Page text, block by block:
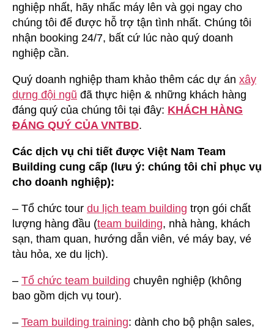
nghiệp nhất, hãy nhấc máy lên và gọi ngay cho
chúng tôi để được hỗ trợ tận tình nhất. Chúng tôi
nhận booking 24/7, bất cứ lúc nào quý doanh
nghiệp cần.
Quý doanh nghiệp tham khảo thêm các dự án xây
dựng đội ngũ đã thực hiện & những khách hàng
đáng quý của chúng tôi tại đây: KHÁCH HÀNG
ĐÁNG QUÝ CỦA VNTBD.
Các dịch vụ chi tiết được Việt Nam Team
Building cung cấp (lưu ý: chúng tôi chỉ phục vụ
cho doanh nghiệp):
– Tổ chức tour du lịch team building trọn gói chất
lượng hàng đầu (team building, nhà hàng, khách
sạn, tham quan, hướng dẫn viên, vé máy bay, vé
tàu hỏa, xe du lịch).
– Tổ chức team building chuyên nghiệp (không
bao gồm dịch vụ tour).
– Team building training: dành cho bộ phận sales,